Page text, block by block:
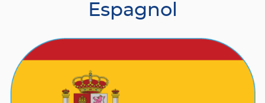
Espagnol